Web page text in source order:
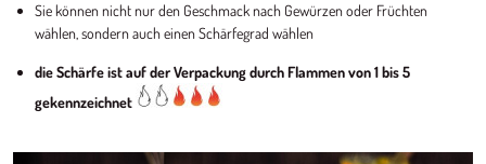
Sie können nicht nur den Geschmack nach Gewürzen oder Früchten
wählen, sondern auch einen Schärfegrad wählen
die Schärfe ist auf der Verpackung durch Flammen von 1 bis 5
gekennzeichnet